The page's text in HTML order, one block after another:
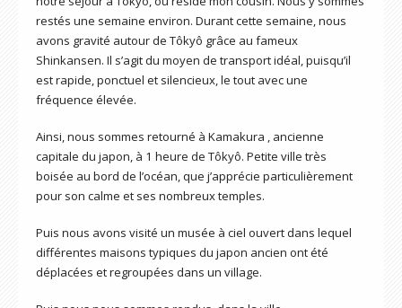
restés une semaine environ. Durant cette semaine, nous
avons gravité autour de Tôkyô grâce au fameux
Shinkansen. Il s’agit du moyen de transport idéal, puisqu’il
est rapide, ponctuel et silencieux, le tout avec une
fréquence élevée.
Ainsi, nous sommes retourné à Kamakura , ancienne
capitale du japon, à 1 heure de Tôkyô. Petite ville très
boisée au bord de l’océan, que j’apprécie particulièrement
pour son calme et ses nombreux temples.
Puis nous avons visité un musée à ciel ouvert dans lequel
différentes maisons typiques du japon ancien ont été
déplacées et regroupées dans un village.